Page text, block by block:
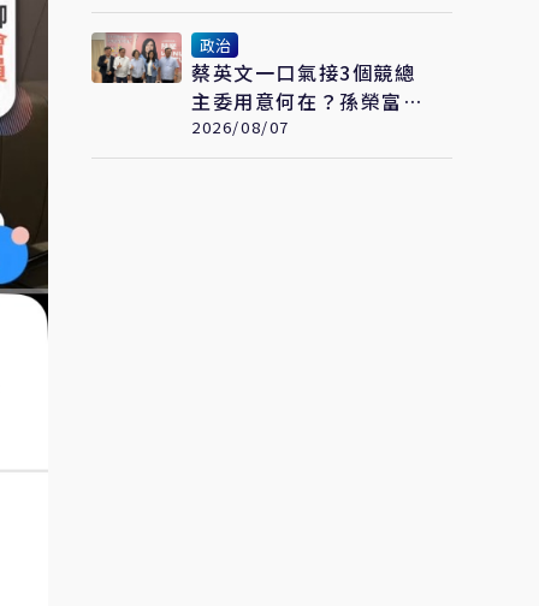
政治
蔡英文一口氣接3個競總
主委用意何在？孫榮富：
想「進場」接黨主席
2026/08/07